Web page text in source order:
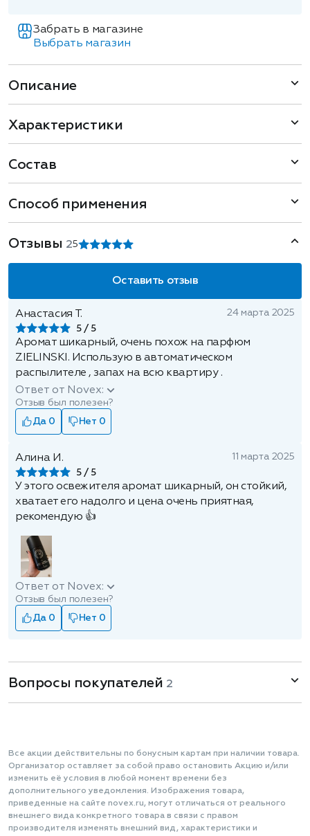
Забрать в магазине
Выбрать магазин
Описание
Характеристики
Состав
Способ применения
Отзывы 25
Оставить отзыв
Анастасия Т.
5
24 марта 2025
Аромат шикарный, очень похож на парфюм
ZIELINSKI. Использую в автоматическом
распылителе , запах на всю квартиру .
Ответ от Novex:
Отзыв был полезен?
Да 0
Нет 0
Алина И.
5
11 марта 2025
У этого освежителя аромат шикарный, он стойкий,
хватает его надолго и цена очень приятная,
рекомендую 👍
Ответ от Novex:
Отзыв был полезен?
Да 0
Нет 0
Вопросы покупателей 2
Все акции действительны по бонусным картам при наличии товара.
Организатор оставляет за собой право остановить Акцию и/или
изменить её условия в любой момент времени без
дополнительного уведомления. Изображения товара,
приведенные на сайте novex.ru, могут отличаться от реального
внешнего вида конкретного товара в связи с правом
производителя изменять внешний вид, характеристики и